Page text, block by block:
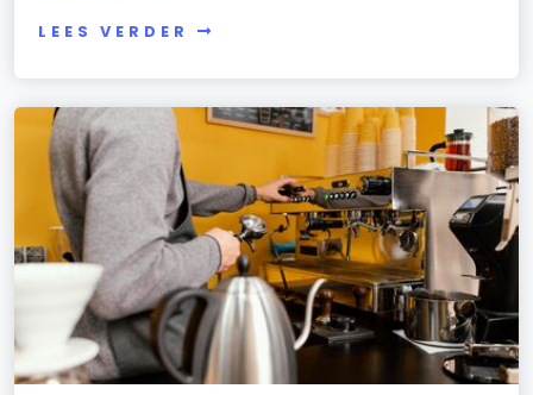
LEES VERDER